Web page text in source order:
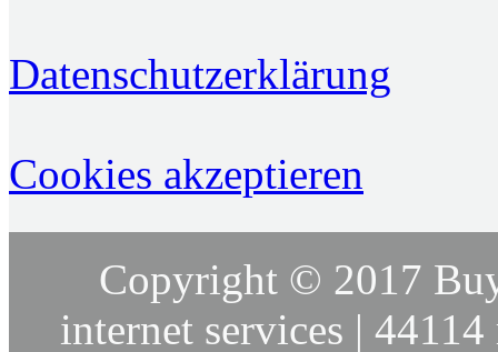
Datenschutzerklärung
Cookies akzeptieren
Copyright © 2017
internet services |